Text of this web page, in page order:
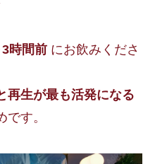
時間前にお飲みくださ
再生が最も活発になる
す。